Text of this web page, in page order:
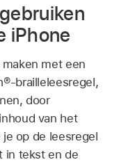
iPhone
met een
brailleleesregel,
door
van het
op de leesregel
in tekst en de